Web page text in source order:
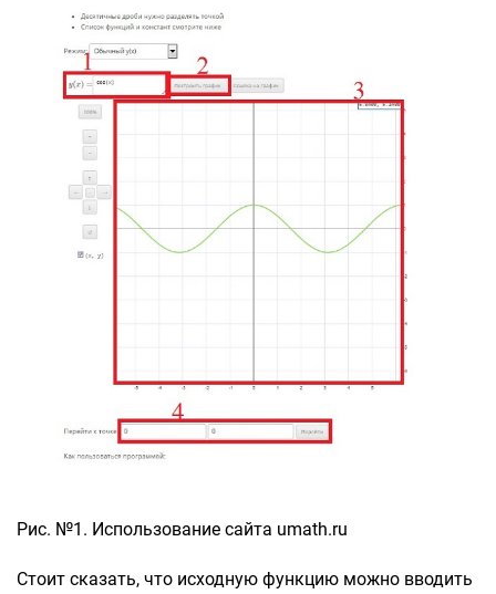
Рис. №1. Использование сайта umath.ru
Стоит сказать, что исходную функцию можно вводить